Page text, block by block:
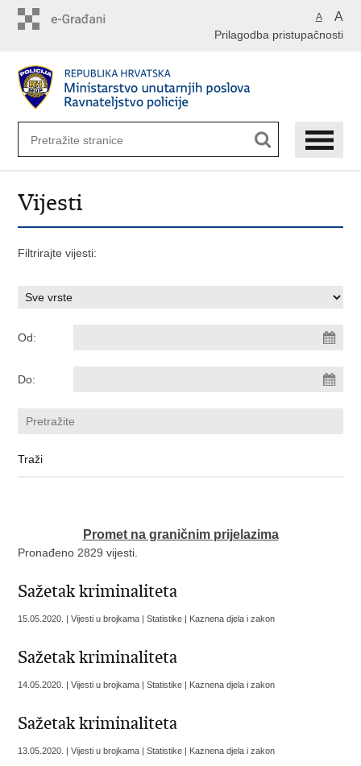
A A
Prilagodba pristupačnosti
Vijesti
Filtrirajte vijesti:
Od:
Do:
Promet na graničnim prijelazima
Pronađeno 2829 vijesti.
Sažetak kriminaliteta
15.05.2020. | Vijesti u brojkama | Statistike | Kaznena djela i zakon
Sažetak kriminaliteta
14.05.2020. | Vijesti u brojkama | Statistike | Kaznena djela i zakon
Sažetak kriminaliteta
13.05.2020. | Vijesti u brojkama | Statistike | Kaznena djela i zakon